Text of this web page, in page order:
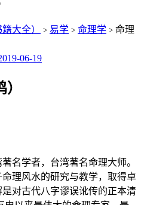
大全） > 易学 > 命理学 > 命理
06-19
名学者，台湾著名命理大师。
理风水的研究与教学，取得卓
对古代八字谬误讹传的正本清